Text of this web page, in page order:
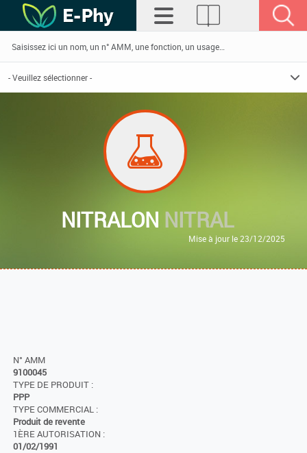
NITRALON NITRAL
Mise à jour le 23/12/2025
N° AMM
9100045
TYPE DE PRODUIT :
PPP
TYPE COMMERCIAL :
Produit de revente
1ÈRE AUTORISATION :
01/02/1991